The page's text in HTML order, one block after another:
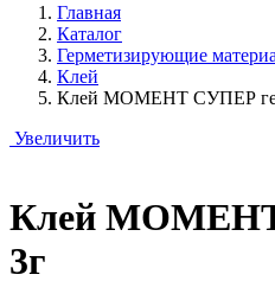
Главная
Каталог
Герметизирующие
Клей
Клей МОМЕНТ СУПЕР
Увеличить
Клей
3г